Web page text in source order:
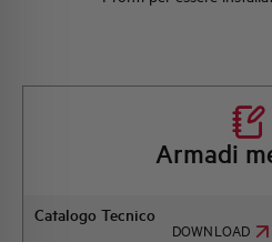
Armadi
Catalogo Tecnico
DOWNLOAD